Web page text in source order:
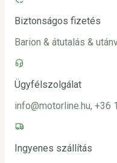
Biztonságos fizetés
Barion & átutalás &
Ügyfélszolgálat
info@motorline.hu, +36
Ingyenes szállítás